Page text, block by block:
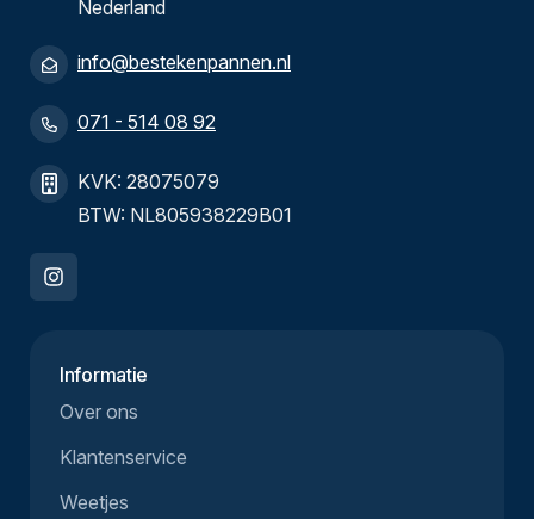
Nederland
info@bestekenpannen.nl
071 - 514 08 92
KVK: 28075079
BTW: NL805938229B01
Informatie
Over ons
Klantenservice
Weetjes